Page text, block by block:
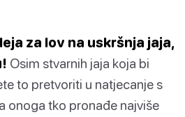
za lov na uskršnja jaja,
Osim stvarnih jaja koja bi
to pretvoriti u natjecanje s
onoga tko pronađe najviše